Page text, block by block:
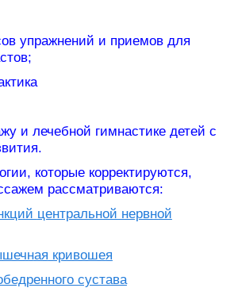
упражнений и приемов для
и лечебной гимнастике детей с
которые корректируются,
рассматриваются:
центральной нервной
ая кривошея
сустава